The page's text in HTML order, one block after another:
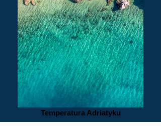
Temperatura Adriatyku